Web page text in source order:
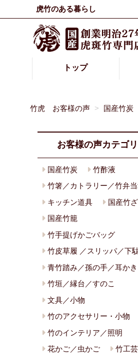
虎竹のある暮らし
トップ
竹虎 お客様の声 国産竹炭
お客様の声カテゴリ
国産竹炭
竹酢液
竹箸／カトラリー／竹弁
キッチン道具
国産竹
国産竹籠
竹手提げかごバッグ
竹皮草履 ／スリッパ／下
青竹踏み／孫の手／耳かき
竹垣／縁台／すのこ
文具／小物
竹のアクセサリー・小物
竹のインテリア／照明
花かご／虫かご
竹工芸